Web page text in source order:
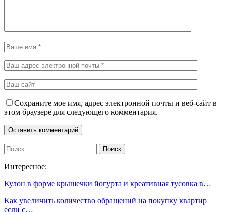
Сохраните мое имя, адрес электронной почты и веб-сайт в
этом браузере для следующего комментария.
Интересное:
Кулон в форме крышечки йогурта и креативная тусовка в…
Как увеличить количество обращений на покупку квартир
если с…